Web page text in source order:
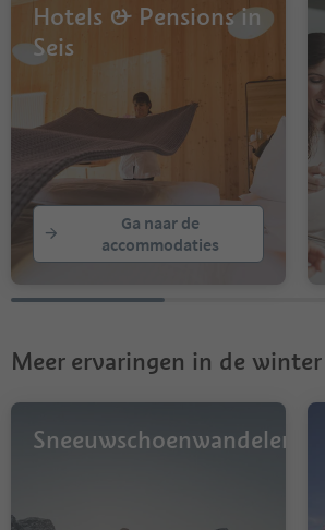
Hotels & Pensions in
Seis
Ga naar de
accommodaties
Meer ervaringen in de winter
Sneeuwschoenwandelen